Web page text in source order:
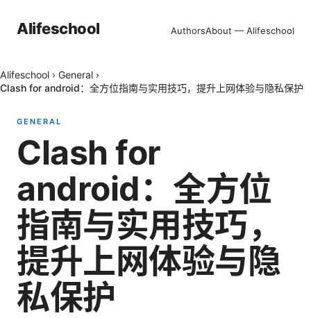
Alifeschool AuthorsAbout — Alifeschool
Alifeschool › General ›
Clash for android：全方位指南与实用技巧，提升上网体验与隐私保护
GENERAL
Clash for
android：全方位
指南与实用技巧，
提升上网体验与隐
私保护